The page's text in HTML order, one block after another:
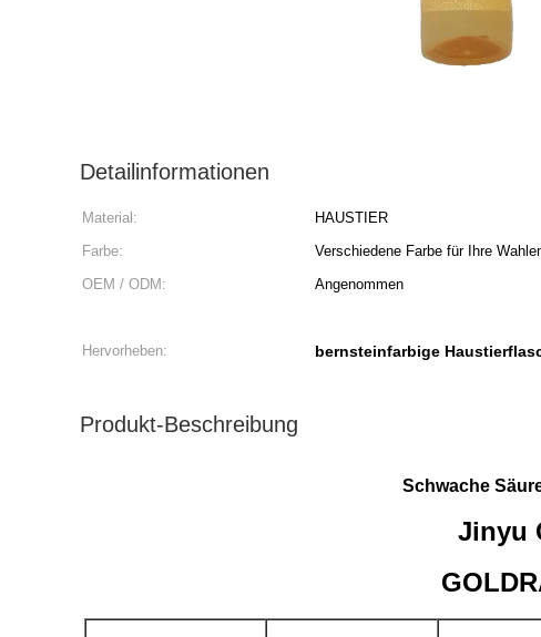
Detailinformationen
Material: HAUSTIER
Farbe:
Verschiedene Farbe für Ihre
OEM / ODM:
Angenommen
Hervorheben:
bernsteinfarbige
Produkt-Beschreibung
Schwache
Jinyu